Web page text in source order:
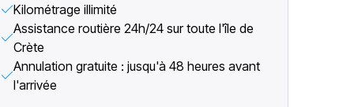
Kilométrage illimité
Assistance routière 24h/24 sur toute l'île de
Crète
Annulation gratuite : jusqu'à 48 heures avant
l'arrivée